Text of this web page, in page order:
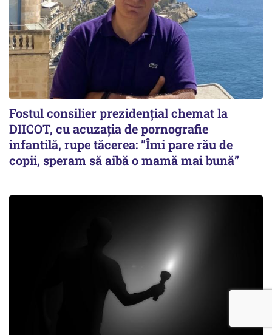
Fostul consilier prezidențial chemat la
DIICOT, cu acuzația de pornografie
infantilă, rupe tăcerea: ”Îmi pare rău de
copii, speram să aibă o mamă mai bună”